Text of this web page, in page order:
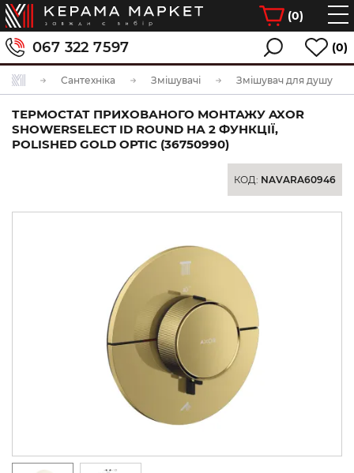
(0)
067 322 7597 (0)
Сантехніка Змішувачі Змішувач для душу
ТЕРМОСТАТ ПРИХОВАНОГО МОНТАЖУ AXOR
SHOWERSELECT ID ROUND НА 2 ФУНКЦІЇ,
POLISHED GOLD OPTIC (36750990)
КОД: NAVARA60946